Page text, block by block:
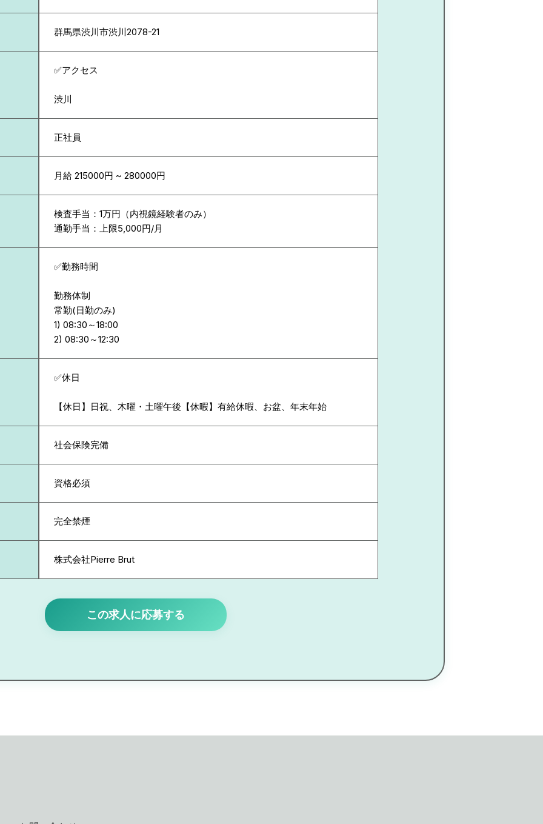
群馬県渋川市渋川2078-21
✅アクセス
渋川
正社員
月給 215000円 ~ 280000円
検査手当：1万円（内視鏡経験者のみ）
通勤手当：上限5,000円/月
✅勤務時間
勤務体制
常勤(日勤のみ)
1) 08:30～18:00
✅休日
【休日】日祝、木曜・土曜午後【休暇】有給休暇、お盆、年末年始
社会保険完備
資格必須
完全禁煙
株式会社Pierre Brut
この求人に応募する